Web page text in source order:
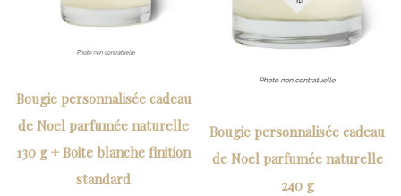
Bougie personnalisée cadeau
de Noel parfumée naturelle
130 g + Boite blanche finition
standard
Bougie personnalisée cadeau
de Noel parfumée naturelle
240 g